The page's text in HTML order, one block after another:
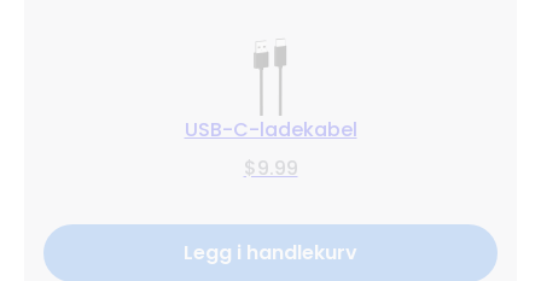
USB-C-ladekabel
$9.99
Legg i handlekurv